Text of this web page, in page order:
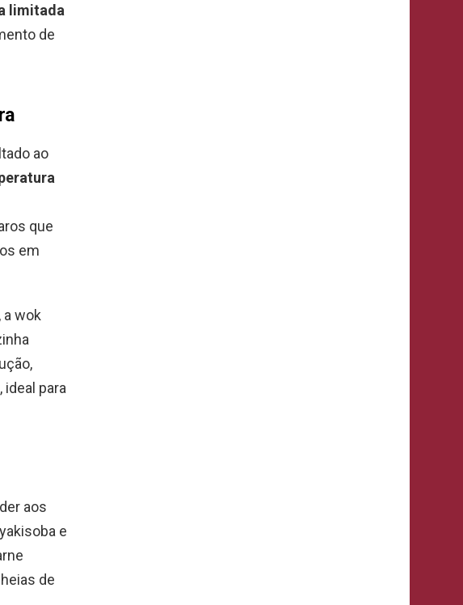
limitada
de
ao
que
em
, a wok
para
aos
e
de